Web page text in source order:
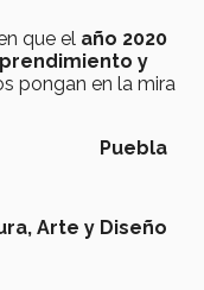
que el año 2020
y
pongan en la mira
Puebla
Arte y Diseño